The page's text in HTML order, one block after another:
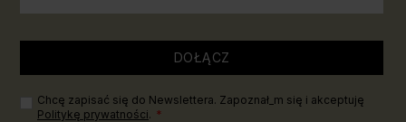
DOŁĄCZ
Chcę zapisać się do Newslettera. Zapoznał_m się i akceptuję
Politykę prywatności.